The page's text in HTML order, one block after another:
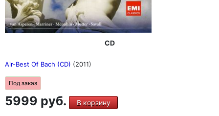
CD
Air-Best Of Bach (CD) (2011)
Под заказ
5999 руб. В корзину